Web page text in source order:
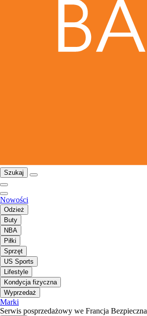
Szukaj
Nowości
Odzież
Buty
NBA
Piłki
Sprzęt
US Sports
Lifestyle
Kondycja fizyczna
Wyprzedaż
Marki
Serwis posprzedażowy we Francja